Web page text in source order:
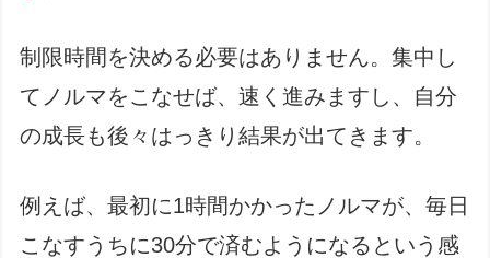
制限時間を決める必要はありません。集中し
てノルマをこなせば、速く進みますし、自分
の成長も後々はっきり結果が出てきます。
例えば、最初に1時間かかったノルマが、毎日
こなすうちに30分で済むようになるという感